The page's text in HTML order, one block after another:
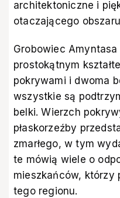
architektoniczne i
otaczającego
Grobowiec
prostokątnym
pokrywami i dwoma
wszystkie są
belki. Wierzch
płaskorzeźby
zmarłego, w tym
te mówią wiele o
mieszkańców, którzy
tego regionu.